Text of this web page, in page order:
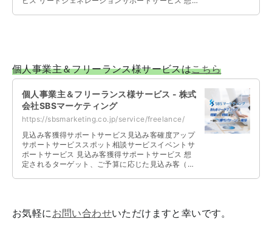
個人事業主＆フリーランス様サービスはこちら
個人事業主＆フリーランス様サービス - 株式
会社SBSマーケティング
https://sbsmarketing.co.jp/service/freelance/
見込み客獲得サポートサービス見込み客確度アップ
サポートサービススポット相談サービスイベントサ
ポートサービス 見込み客獲得サポートサービス 想
定されるターゲット、ご予算に応じた見込み客（リ
お気軽に お問い合わせいただけますと幸いです。